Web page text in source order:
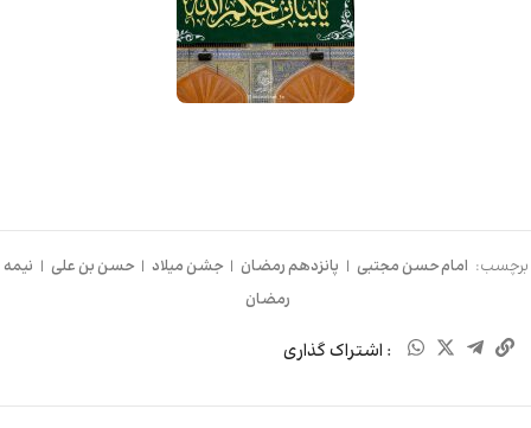
برچسب: امام حسن مجتبی | پانزدهم رمضان | جشن میلاد | حسن بن علی | نیمه
رمضان
: اشتراک گذاری